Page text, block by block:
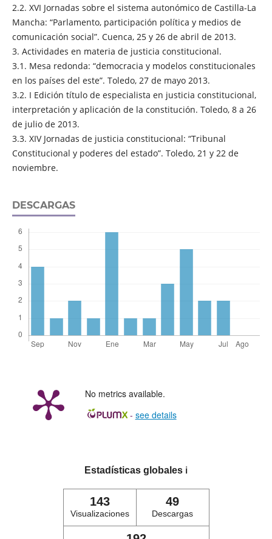
2.2. XVI Jornadas sobre el sistema autonómico de Castilla-La
Mancha: “Parlamento, participación política y medios de
comunicación social”. Cuenca, 25 y 26 de abril de 2013.
3. Actividades en materia de justicia constitucional.
3.1. Mesa redonda: “democracia y modelos constitucionales
en los países del este”. Toledo, 27 de mayo 2013.
3.2. I Edición título de especialista en justicia constitucional,
interpretación y aplicación de la constitución. Toledo, 8 a 26
de julio de 2013.
3.3. XIV Jornadas de justicia constitucional: “Tribunal
Constitucional y poderes del estado”. Toledo, 21 y 22 de
noviembre.
DESCARGAS
No metrics available.
- see details
Estadísticas globales ℹ️
143
Visualizaciones
49
Descargas